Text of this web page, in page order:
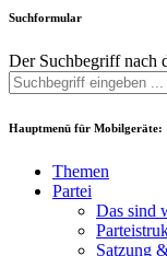
Suchformular
Der Suchbegriff nach
Hauptmenü für Mobilgeräte:
Themen
Partei
Das sind
Satzung